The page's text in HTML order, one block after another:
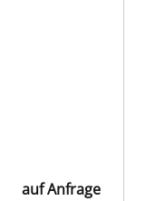
auf Anfrage